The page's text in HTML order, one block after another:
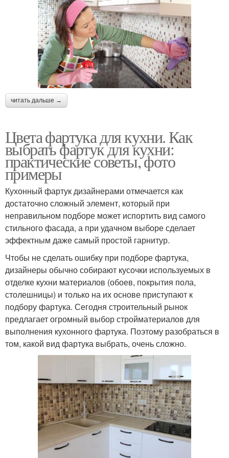
читать дальше →
Цвета фартука для кухни. Как
выбрать фартук для кухни:
практические советы, фото
примеры
Кухонный фартук дизайнерами отмечается как
достаточно сложный элемент, который при
неправильном подборе может испортить вид самого
стильного фасада, а при удачном выборе сделает
эффектным даже самый простой гарнитур.
Чтобы не сделать ошибку при подборе фартука,
дизайнеры обычно собирают кусочки используемых в
отделке кухни материалов (обоев, покрытия пола,
столешницы) и только на их основе приступают к
подбору фартука. Сегодня строительный рынок
предлагает огромный выбор стройматериалов для
выполнения кухонного фартука. Поэтому разобраться в
том, какой вид фартука выбрать, очень сложно.